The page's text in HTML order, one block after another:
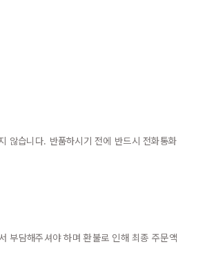
습니다. 반품하시기 전에 반드시 전화통화
부담해주셔야 하며 환불로 인해 최종 주문액